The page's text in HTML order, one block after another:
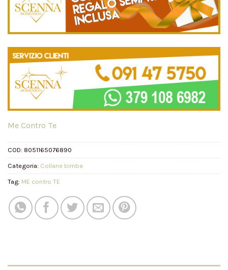
Me Contro Te
COD: 8051165076890
Categoria: Collane bimba
Tag: ME contro TE